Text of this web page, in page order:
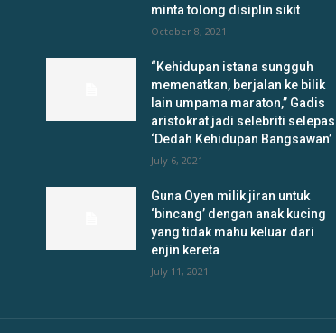
minta tolong disiplin sikit
October 8, 2021
“Kehidupan istana sungguh
memenatkan, berjalan ke bilik
lain umpama maraton,” Gadis
aristokrat jadi selebriti selepas
‘Dedah Kehidupan Bangsawan’
July 6, 2021
Guna Oyen milik jiran untuk
‘bincang’ dengan anak kucing
yang tidak mahu keluar dari
enjin kereta
July 11, 2021